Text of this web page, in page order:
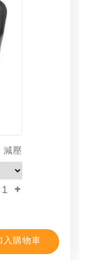
減壓
+
入購物車